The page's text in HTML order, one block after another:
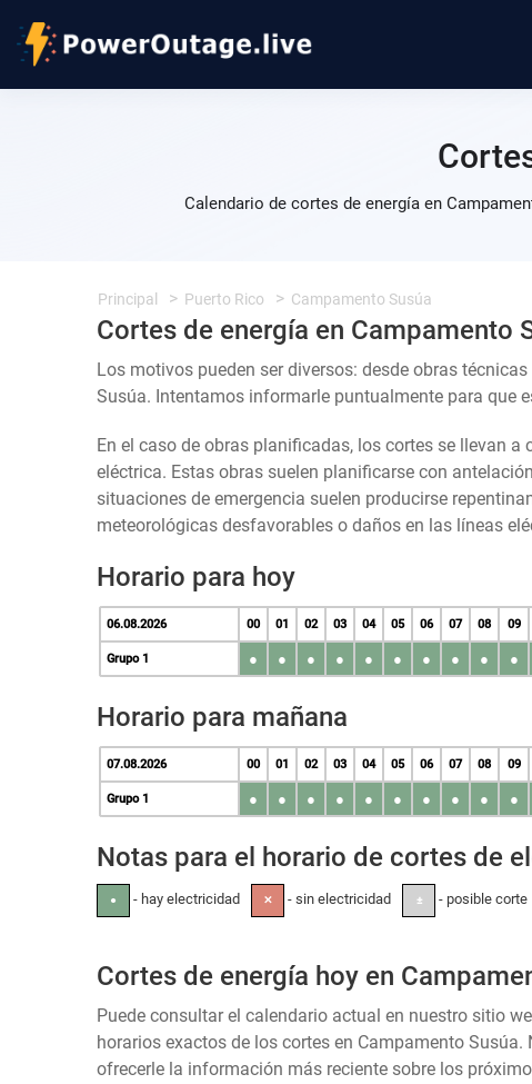
Calendario de cortes de energía en
Principal Puerto Rico Campamento Susúa
Cortes de energía en Campamento
Los motivos pueden ser diversos: desde obras
Susúa. Intentamos informarle puntualmente para que
En el caso de obras planificadas, los cortes se llevan
eléctrica. Estas obras suelen planificarse con
situaciones de emergencia suelen producirse
meteorológicas desfavorables o daños en las líneas
Horario para hoy
06.08.2026 00 01 02 03 04 05 06 07 08 09
Grupo 1 ● ● ● ● ● ● ● ● ● ●
Horario para mañana
07.08.2026 00 01 02 03 04 05 06 07 08 09
Grupo 1 ● ● ● ● ● ● ● ● ● ●
Notas para el horario de cortes de
● - hay electricidad ✕ - sin electricidad ± - posible corte
Cortes de energía hoy en
Puede consultar el calendario actual en nuestro sitio
horarios exactos de los cortes en Campamento
ofrecerle la información más reciente sobre los